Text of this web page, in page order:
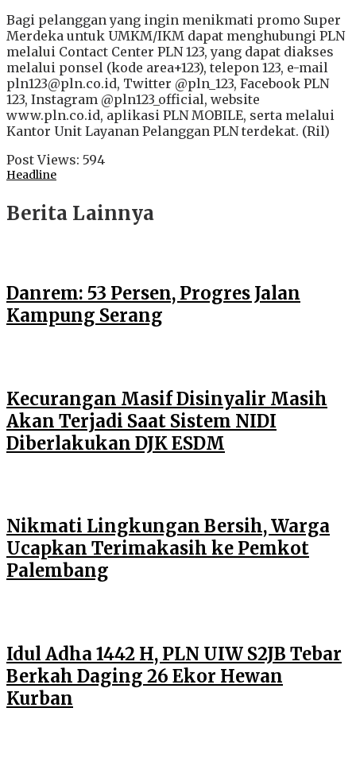
Bagi pelanggan yang ingin menikmati promo Super
Merdeka untuk UMKM/IKM dapat menghubungi PLN
melalui Contact Center PLN 123, yang dapat diakses
melalui ponsel (kode area+123), telepon 123, e-mail
pln123@pln.co.id, Twitter @pln_123, Facebook PLN
123, Instagram @pln123_official, website
www.pln.co.id, aplikasi PLN MOBILE, serta melalui
Kantor Unit Layanan Pelanggan PLN terdekat. (Ril)
Post Views: 594
Headline
Berita Lainnya
Danrem: 53 Persen, Progres Jalan
Kampung Serang
Kecurangan Masif Disinyalir Masih
Akan Terjadi Saat Sistem NIDI
Diberlakukan DJK ESDM
Nikmati Lingkungan Bersih, Warga
Ucapkan Terimakasih ke Pemkot
Palembang
Idul Adha 1442 H, PLN UIW S2JB Tebar
Berkah Daging 26 Ekor Hewan
Kurban